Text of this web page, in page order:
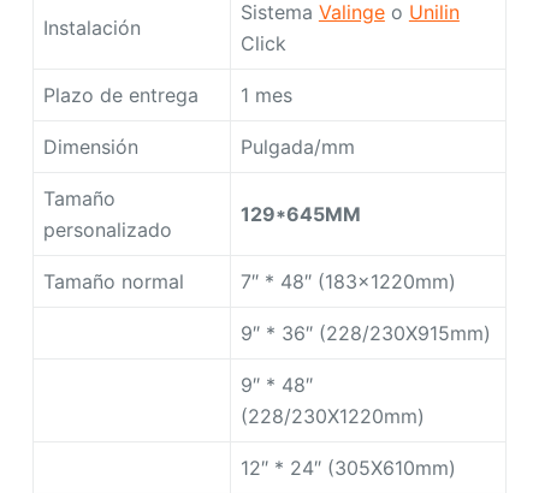
Instalación
Sistema Valingeo Unilin
Click
Plazo de entrega 1 mes
Dimensión Pulgada/mm
Tamaño
personalizado
129*645MM
Tamaño normal 7″ * 48″ (183x1220mm)
9″ * 36″ (228/230X915mm)
9″ * 48″
(228/230X1220mm)
12″ * 24″ (305X610mm)